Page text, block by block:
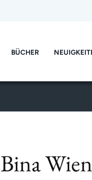
BÜCHER
Bina